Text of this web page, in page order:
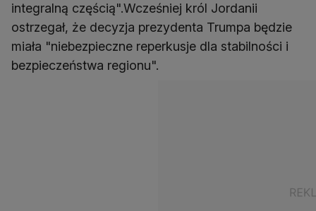
integralną częścią".Wcześniej król Jordanii
ostrzegał, że decyzja prezydenta Trumpa będzie
miała "niebezpieczne reperkusje dla stabilności i
bezpieczeństwa regionu".